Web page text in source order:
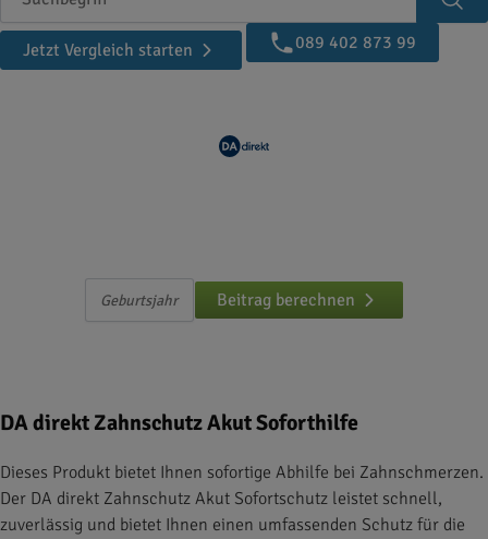
Jetzt Vergleich starten
089 402 873 99
Beitrag berechnen
DA direkt Zahnschutz Akut Soforthilfe
Dieses Produkt bietet Ihnen sofortige Abhilfe bei Zahnschmerzen.
Der DA direkt Zahnschutz Akut Sofortschutz leistet schnell,
zuverlässig und bietet Ihnen einen umfassenden Schutz für die